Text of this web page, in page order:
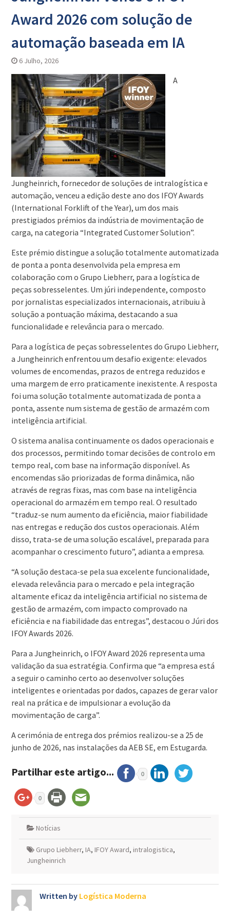
Award 2026 com solução de
automação baseada em IA
6 Julho, 2026
A
Jungheinrich, fornecedor de soluções de intralogística e
automação, venceu a edição deste ano dos IFOY Awards
(International Forklift of the Year), um dos mais
prestigiados prémios da indústria de movimentação de
carga, na categoria “Integrated Customer Solution”.
Este prémio distingue a solução totalmente automatizada
de ponta a ponta desenvolvida pela empresa em
colaboração com o Grupo Liebherr, para a logística de
peças sobresselentes. Um júri independente, composto
por jornalistas especializados internacionais, atribuiu à
solução a pontuação máxima, destacando a sua
funcionalidade e relevância para o mercado.
Para a logística de peças sobresselentes do Grupo Liebherr,
a Jungheinrich enfrentou um desafio exigente: elevados
volumes de encomendas, prazos de entrega reduzidos e
uma margem de erro praticamente inexistente. A resposta
foi uma solução totalmente automatizada de ponta a
ponta, assente num sistema de gestão de armazém com
inteligência artificial.
O sistema analisa continuamente os dados operacionais e
dos processos, permitindo tomar decisões de controlo em
tempo real, com base na informação disponível. As
encomendas são priorizadas de forma dinâmica, não
através de regras fixas, mas com base na inteligência
operacional do armazém em tempo real. O resultado
“traduz-se num aumento da eficiência, maior fiabilidade
nas entregas e redução dos custos operacionais. Além
disso, trata-se de uma solução escalável, preparada para
acompanhar o crescimento futuro”, adianta a empresa.
“A solução destaca-se pela sua excelente funcionalidade,
elevada relevância para o mercado e pela integração
altamente eficaz da inteligência artificial no sistema de
gestão de armazém, com impacto comprovado na
eficiência e na fiabilidade das entregas”, destacou o Júri dos
IFOY Awards 2026.
Para a Jungheinrich, o IFOY Award 2026 representa uma
validação da sua estratégia. Confirma que “a empresa está
a seguir o caminho certo ao desenvolver soluções
inteligentes e orientadas por dados, capazes de gerar valor
real na prática e de impulsionar a evolução da
movimentação de carga”.
A cerimónia de entrega dos prémios realizou-se a 25 de
junho de 2026, nas instalações da AEB SE, em Estugarda.
Partilhar este artigo... 0
0
Notícias
Grupo Liebherr, IA, IFOY Award, intralogistica,
Jungheinrich
Written by Logística Moderna